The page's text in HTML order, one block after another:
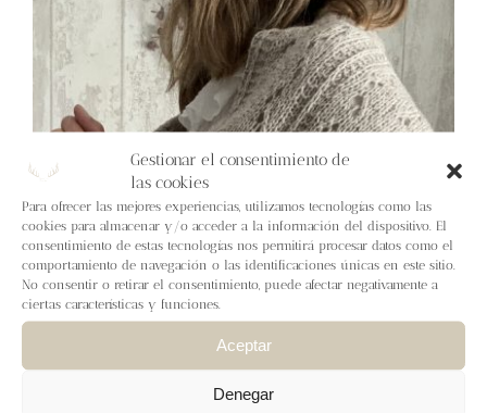
Gestionar el consentimiento de
las cookies
Para ofrecer las mejores experiencias, utilizamos tecnologías como las
cookies para almacenar y/o acceder a la información del dispositivo. El
consentimiento de estas tecnologías nos permitirá procesar datos como el
comportamiento de navegación o las identificaciones únicas en este sitio.
No consentir o retirar el consentimiento, puede afectar negativamente a
ciertas características y funciones.
Aceptar
Denegar
Videos
Blog
Newsletter
Carrito
Mi cuenta